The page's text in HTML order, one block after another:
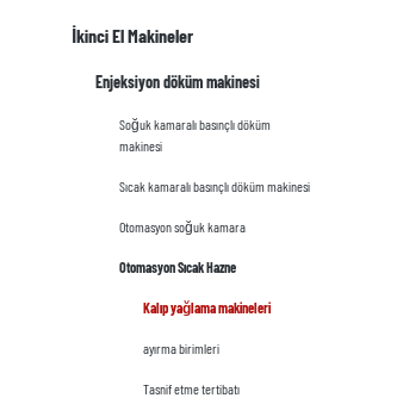
İkinci El Makineler
Enjeksiyon döküm makinesi
Soğuk kamaralı basınçlı döküm
makinesi
Sıcak kamaralı basınçlı döküm makinesi
Otomasyon soğuk kamara
Otomasyon Sıcak Hazne
Kalıp yağlama makineleri
ayırma birimleri
Tasnif etme tertibatı